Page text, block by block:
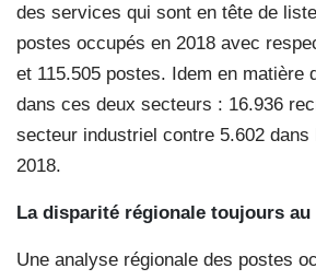
des services qui sont en tête de
postes occupés en 2018 avec
et 115.505 postes. Idem en matière
dans ces deux secteurs : 16.936
secteur industriel contre 5.602
2018.
La disparité régionale toujours au
Une analyse régionale des postes